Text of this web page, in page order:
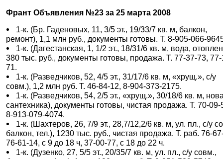
Франт Объявления №23 за 25 марта 2008
1-к. (Бр. Гаденовых, 11, 3/5 эт., 19/33/7 кв. м, балкон,
ремонт), 1,1 млн руб., документы готовы. Т. 8-905-066-
1-к. (Дагестанская, 1, 1/2 эт., 18/31/6 кв. м, вода,
380 тыс. руб., документы готовы, продажа. Т. 77-37-73,
71.
1-к. (Разведчиков, 52, 4/5 эт., 31/17/6 кв. м, «хрущ.», с/у
совм.), 1,2 млн руб. Т. 46-84-12, 8-904-373-2175.
1-к. (Разведчиков, 54, 2/5 эт., «хрущ.», 30/18/6 кв. м,
сантехника), документы готовы, чистая продажа. Т. 70-09-
8-913-079-4074.
1-к. (Шахтеров, 26, 7/9 эт., 28,7/12,2/6 кв. м, ул. пл., с/у
балкон, тел.), 1230 тыс. руб., чистая продажа. Т. раб. 76-
76-61-14, с 9 до 18 ч, 37-00-77, с 18 до 22 ч.
1-к. (Дузенко, 27, 5/5 эт., 20/35/7 кв. м, ул. пл., с/у совм.,